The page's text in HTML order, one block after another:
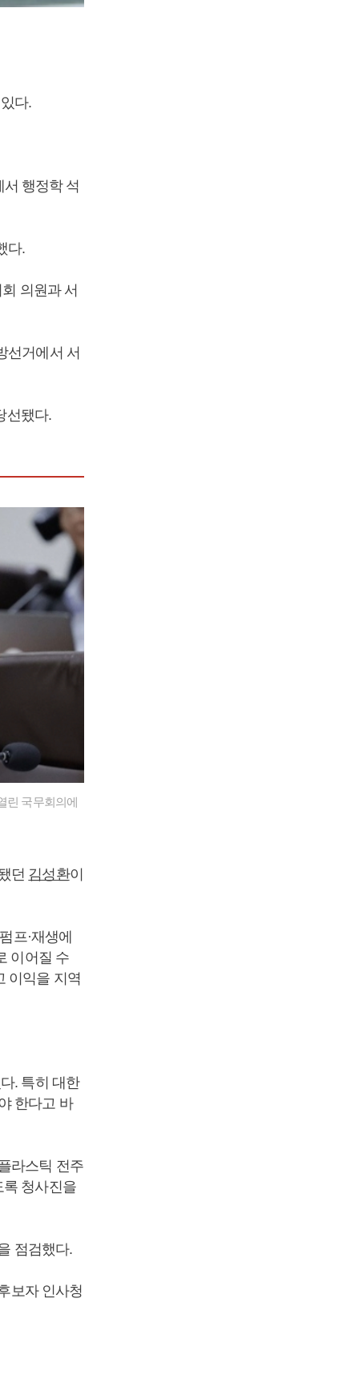
다.
행정학 석
다.
의원과 서
선거에서 서
선됐다.
린 국무회의에
던 김성환이
프·재생에
이어질 수
이익을 지역
. 특히 대한
한다고 바
라스틱 전주
록 청사진을
점검했다.
보자 인사청